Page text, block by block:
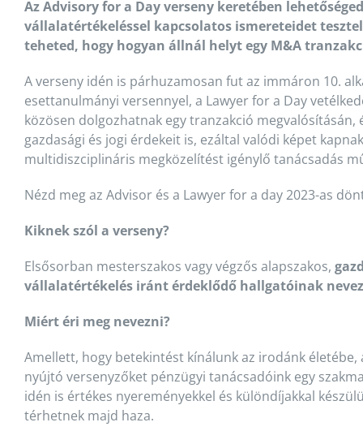
Az Advisory for a Day verseny keretében
vállalatértékeléssel kapcsolatos ismereteidet
teheted, hogy hogyan állnál helyt egy M&A
A verseny idén is párhuzamosan fut az immáron 10.
esettanulmányi versennyel, a Lawyer for a Day
közösen dolgozhatnak egy tranzakció megvalósításán,
gazdasági és jogi érdekeit is, ezáltal valódi képet
multidiszciplináris megközelítést igénylő tanácsadás
Nézd meg az Advisor és a Lawyer for a day 2023-as
Kiknek szól a verseny?
Elsősorban mesterszakos vagy végzős alapszakos,
vállalatértékelés iránt érdeklődő hallgatóinak
Miért éri meg nevezni?
Amellett, hogy betekintést kínálunk az irodánk
nyújtó versenyzőket pénzügyi tanácsadóink egy
idén is értékes nyereményekkel és különdíjakkal
térhetnek majd haza.